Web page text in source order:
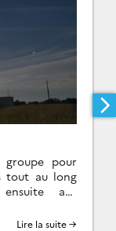
pour
tout au long
aux
[…]
Lire la suite →